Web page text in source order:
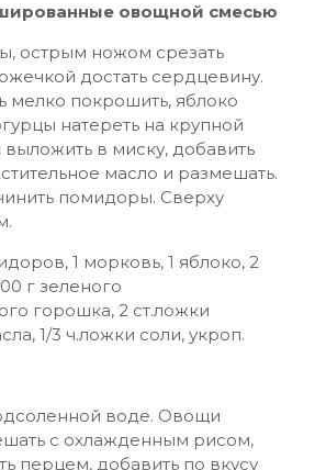
овощной смесью
острым ножом срезать
достать сердцевину.
мелко покрошить, яблоко
натереть на крупной
в миску, добавить
масло и размешать.
помидоры. Сверху
1 морковь, 1 яблоко, 2
г зеленого
горошка, 2 ст.ложки
1/3 ч.ложки соли, укроп.
воде. Овощи
с охлажденным рисом,
перцем, добавить по вкусу